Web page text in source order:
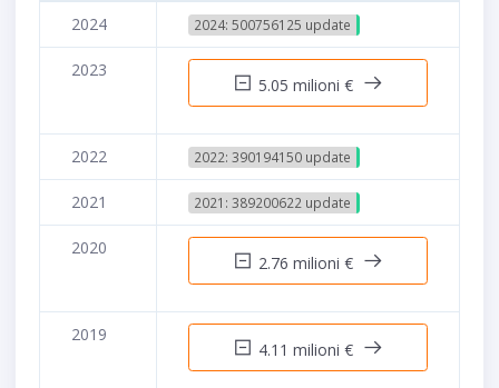
2024 2024: 500756125 update
2023
5.05 milioni €
2022 2022: 390194150 update
2021 2021: 389200622 update
2020
2.76 milioni €
2019
4.11 milioni €